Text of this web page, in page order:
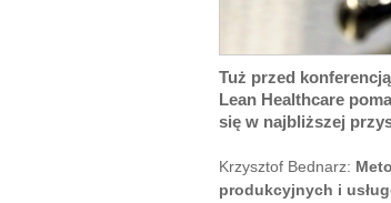
Tuż przed
Lean Healthcare
się w najbliższej
Krzysztof Bednarz:
produkcyjnych i